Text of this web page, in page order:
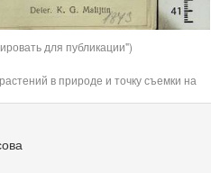
для публикации")
в природе и точку съемки на